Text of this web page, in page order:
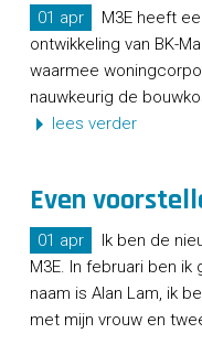
01 apr
M3E heeft
ontwikkeling van BK-
waarmee
nauwkeurig de
lees verder
Even
01 apr
Ik ben de
M3E. In februari ben
naam is Alan Lam, ik
met mijn vrouw en